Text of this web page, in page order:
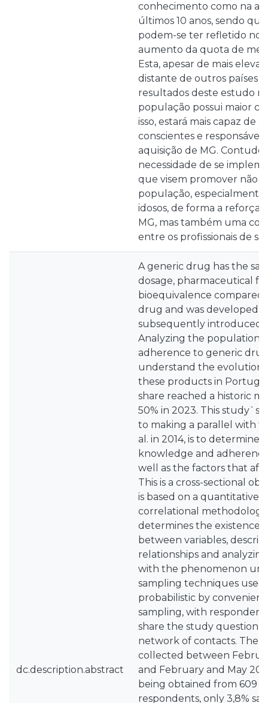
conhecimento como na
últimos 10 anos, sendo
podem-se ter refletido no
aumento da quota de
Esta, apesar de mais
distante de outros países
resultados deste estudo
população possui maior
isso, estará mais capaz de
conscientes e
aquisição de MG. Contudo,
necessidade de se
que visem promover não
população, especialmente
idosos, de forma a
MG, mas também uma
entre os profissionais de
dc.description.abstract
A generic drug has the
dosage, pharmaceutical
bioequivalence
drug and was developed
subsequently introduced
Analyzing the
adherence to generic
understand the evolution
these products in
share reached a historic
50% in 2023. This study`s
to making a parallel with
al. in 2014, is to determine
knowledge and
well as the factors that
This is a cross-sectional
is based on a quantitative,
correlational
determines the existence
between variables,
relationships and
with the phenomenon
sampling techniques
probabilistic by
sampling, with
share the study
network of contacts. The
collected between
and February and May
being obtained from 609
respondents, only 3,8%